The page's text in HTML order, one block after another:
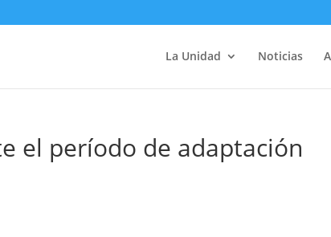
La Unidad Noticias
el período de adaptación